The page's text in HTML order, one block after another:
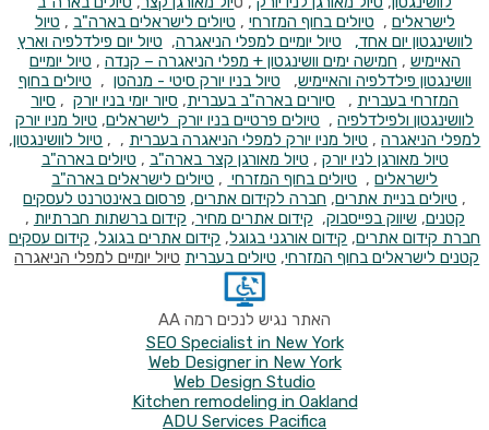
לישראלים , טיולים בחוף המזרחי , טיולים לישראלים בארה"ב , טיול
לוושינגטון יום אחד,
טיול יומיים למפלי הניאגרה, טיול יום פילדלפיה וארץ
האיימיש , חמישה ימים וושינגטון + מפלי הניאגרה – קנדה , טיול יומיים
וושינגטון פילדלפיה והאיימיש, טיול בניו יורק סיטי - מנהטן , טיולים בחוף
המזרחי בעברית , סיורים בארה"ב בעברית, סיור יומי בניו יורק, סיור
לוושינגטון ולפילדלפיה, טיולים פרטיים בניו יורק לישראלים, טיול מניו יורק
למפלי הניאגרה, טיול מניו יורק למפלי הניאגרה בעברית , , טיול לוושינגטון,
טיול מאורגן לניו יורק , טיול מאורגן קצר בארה"ב , טיולים בארה"ב
לישראלים, טיולים בחוף המזרחי , טיולים לישראלים בארה"ב
, טיוליםבניית אתרים, חברה לקידום אתרים, פרסום באינטרנט לעסקים
קטנים, שיווק בפייסבוק, קידום אתרים מחיר, קידום ברשתות חברתיות ,
חברת קידום אתרים, קידום אורגני בגוגל, קידום אתרים בגוגל, קידום עסקים
קטניםלישראלים בחוף המזרחי, טיולים בעברית טיול יומיים למפלי הניאגרה
האתר נגיש לנכים רמה AA
SEO Specialist in New York
Web Designer in New York
Web Design Studio
Kitchen remodeling in Oakland
ADU Services Pacifica